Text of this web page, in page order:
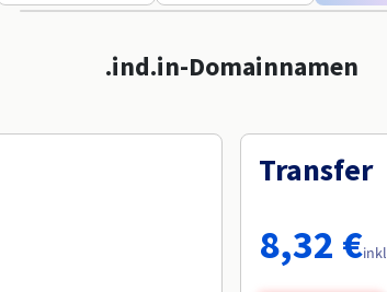
.ind.in-Domainnamen
Transfer
8,32 €